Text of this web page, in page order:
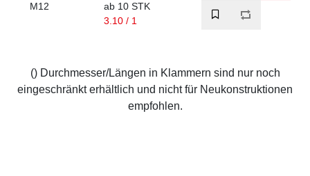
M12
ab 10 STK
3.10 / 1
() Durchmesser/Längen in Klammern sind nur noch
eingeschränkt erhältlich und nicht für Neukonstruktionen
empfohlen.